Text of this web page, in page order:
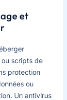
et
scripts de
protection
ou
Un antivirus